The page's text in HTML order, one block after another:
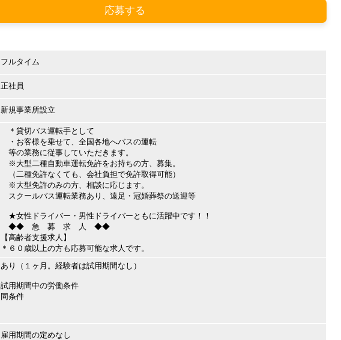
応募する
フルタイム
正社員
新規事業所設立
＊貸切バス運転手として
・お客様を乗せて、全国各地へバスの運転
等の業務に従事していただきます。
※大型二種自動車運転免許をお持ちの方、募集。
（二種免許なくても、会社負担で免許取得可能）
※大型免許のみの方、相談に応じます。
スクールバス運転業務あり、遠足・冠婚葬祭の送迎等
★女性ドライバー・男性ドライバーともに活躍中です！！
◆◆ 急 募 求 人 ◆◆
【高齢者支援求人】
＊６０歳以上の方も応募可能な求人です。
あり（１ヶ月。経験者は試用期間なし）
試用期間中の労働条件
同条件
雇用期間の定めなし